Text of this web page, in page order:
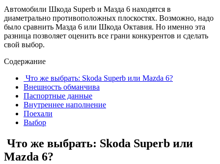
Автомобили Шкода Superb и Мазда 6 находятся в
диаметрально противоположных плоскостях. Возможно, надо
было сравнить Мазда 6 или Шкода Октавия. Но именно эта
разница позволяет оценить все грани конкурентов и сделать
свой выбор.
Содержание
Что же выбрать: Skoda Superb или Mazda 6?
Внешность обманчива
Паспортные данные
Внутреннее наполнение
Поехали
Выбор
Что же выбрать: Skoda Superb или
Mazda 6?